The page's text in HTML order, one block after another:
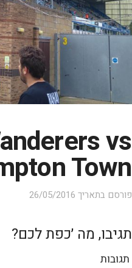
vs
Town
פורסם בתאריך 26/05/2016
תגיבו, מה ׳כפת לכם?
תגובות